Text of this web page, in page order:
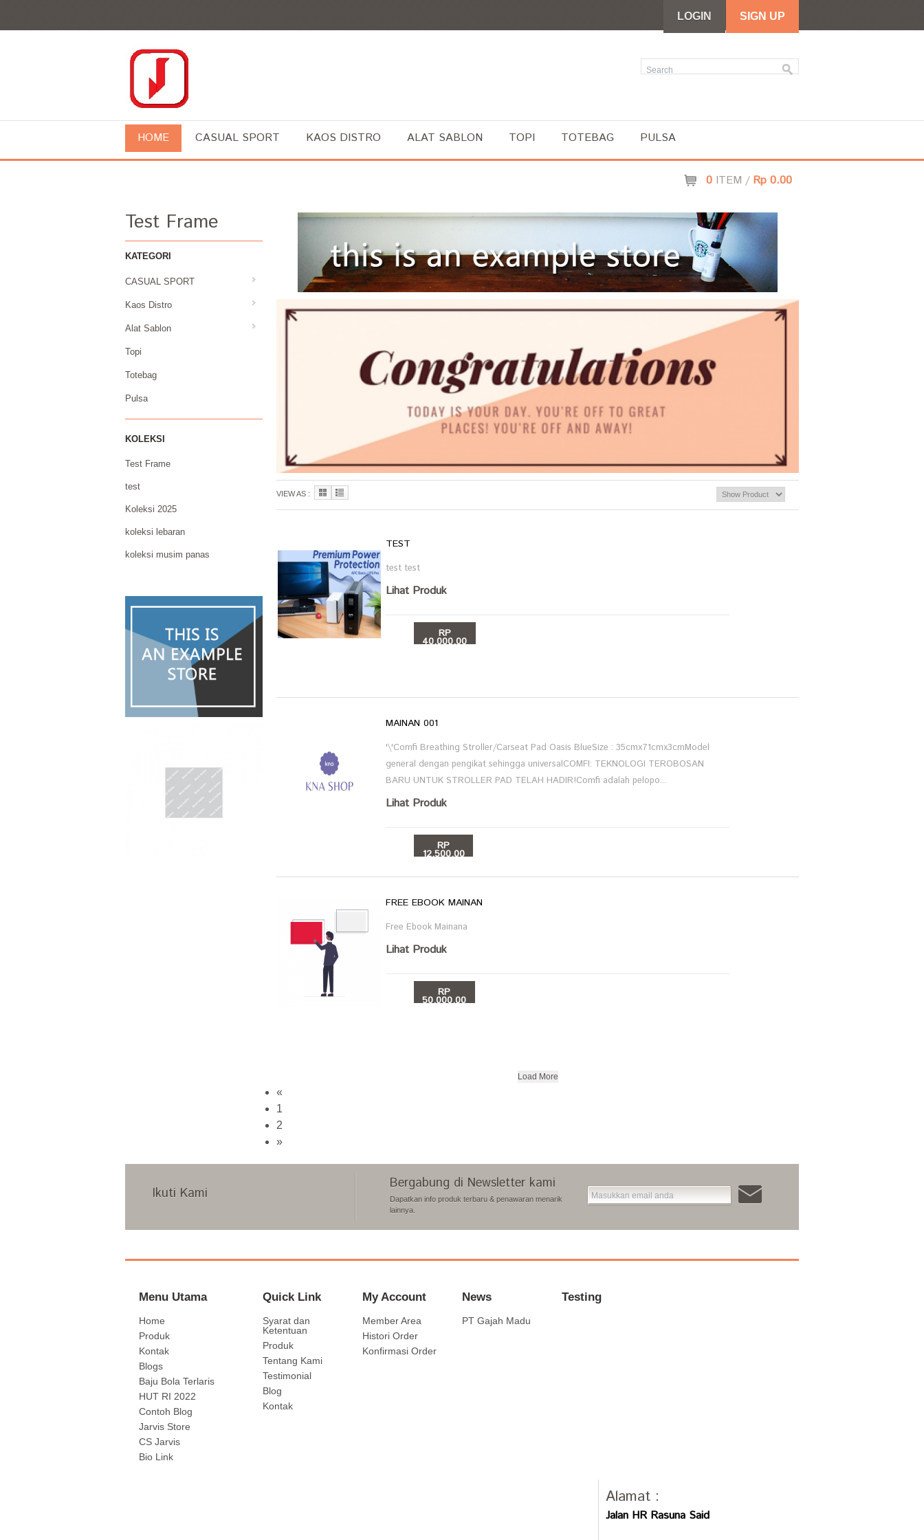
LOGIN SIGN UP
HOME CASUAL SPORT KAOS DISTRO ALAT SABLON TOPI TOTEBAG PULSA
0 ITEM / Rp 0.00
Test Frame
KATEGORI
CASUAL SPORT
Kaos Distro
Alat Sablon
Topi
Totebag
Pulsa
KOLEKSI
Test Frame
test
Koleksi 2025
koleksi lebaran
koleksi musim panas
VIEW AS :
TEST
test test
Lihat Produk
RP
40,000.00
MAINAN 001
'\'Comfi Breathing Stroller/Carseat Pad Oasis BlueSize : 35cmx71cmx3cmModel
general dengan pengikat sehingga universalCOMFI: TEKNOLOGI TEROBOSAN
BARU UNTUK STROLLER PAD TELAH HADIR!Comfi adalah pelopo...
Lihat Produk
RP
12,500.00
BELI
FREE EBOOK MAINAN
Free Ebook Mainana
Lihat Produk
RP
50,000.00
Load More
«
1
2
»
Ikuti Kami
Bergabung di Newsletter kami
Dapatkan info produk terbaru & penawaran menarik
lainnya.
Menu Utama
Home
Produk
Kontak
Blogs
Baju Bola Terlaris
HUT RI 2022
Contoh Blog
Jarvis Store
CS Jarvis
Bio Link
Quick Link
Syarat dan
Ketentuan
Produk
Tentang Kami
Testimonial
Blog
Kontak
My Account
Member Area
Histori Order
Konfirmasi Order
News
PT Gajah Madu
Testing
Alamat :
Jalan HR Rasuna Said